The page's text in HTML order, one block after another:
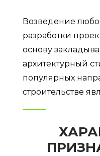
Возведение
разработки
основу
архитектурный
популярных
строительстве